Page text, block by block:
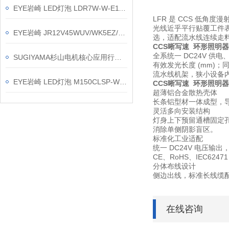
LFR 是 CCS 低角度漫
光线近乎平行贴覆工件
选，适配流水线连续走
CCS晰写速 环形照明
全系统一 DC24V 供电
有效发光长度 (mm)；
流水线机架，狭小设备
CCS晰写速 环形照明
超薄铝合金散热壳体
长条铝型材一体成型，
灵活多向安装结构
灯身上下预留通槽固定
消除单侧阴影盲区。
标准化工业适配
统一 DC24V 电压输出
CE、RoHS、
分体布线设计
侧边出线，标准长线缆
在线咨询